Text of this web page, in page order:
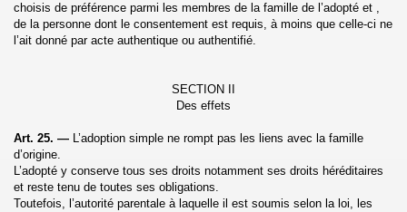
choisis de préférence parmi les membres de la famille de l’adopté et ,
de la personne dont le consentement est requis, à moins que celle-ci ne
l’ait donné par acte authentique ou authentifié.
SECTION II
Des effets
Art. 25. — L’adoption simple ne rompt pas les liens avec la famille
d’origine.
L’adopté y conserve tous ses droits notamment ses droits héréditaires
et reste tenu de toutes ses obligations.
Toutefois, l’autorité parentale à laquelle il est soumis selon la loi, les